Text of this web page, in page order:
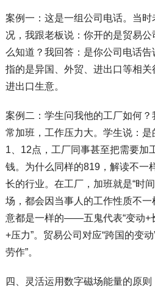
案例一：这是一组公司电话。当
况，我跟老板说：你开的是贸易
么知道？我回答：是你公司电话告
指的是异国、外贸、进出口等相
进出口生意。
案例二：学生问我他的工厂如何
常加班，工作压力大。学生说：
1、12点，工厂同事甚至把需要加
钱。为什么同样的819，解读不一
长的行业。在工厂，加班就是“时
场，都会因当事人的工作性质不
意都是一样的——五鬼代表“变动+
+压力”。贸易公司对应“跨国的变
劳作”。
四、灵活运用数字磁场能量的原则